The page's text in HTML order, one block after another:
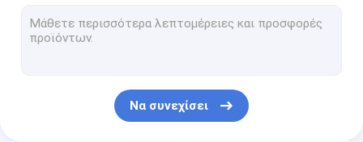
Μηχάνημα Αναισθησίας
Ψεκαστήρας αναισθησίας
Να συνεχίσει